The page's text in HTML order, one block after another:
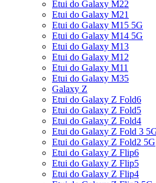
Etui do Galaxy M22
Etui do Galaxy M21
Etui do Galaxy M15 5G
Etui do Galaxy M14 5G
Etui do Galaxy M13
Etui do Galaxy M12
Etui do Galaxy M11
Etui do Galaxy M35
Galaxy Z
Etui do Galaxy Z Fold6
Etui do Galaxy Z Fold5
Etui do Galaxy Z Fold4
Etui do Galaxy Z Fold 3
Etui do Galaxy Z Fold2 5G
Etui do Galaxy Z Flip6
Etui do Galaxy Z Flip5
Etui do Galaxy Z Flip4